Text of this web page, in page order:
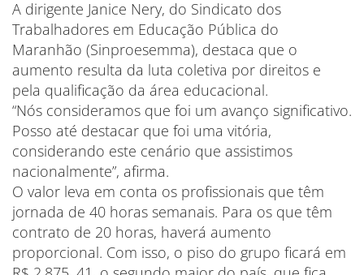
A dirigente Janice Nery, do Sindicato dos
Trabalhadores em Educação Pública do
Maranhão (Sinproesemma), destaca que o
aumento resulta da luta coletiva por direitos e
pela qualificação da área educacional.
“Nós consideramos que foi um avanço significativo.
Posso até destacar que foi uma vitória,
considerando este cenário que assistimos
nacionalmente”, afirma.
O valor leva em conta os profissionais que têm
jornada de 40 horas semanais. Para os que têm
contrato de 20 horas, haverá aumento
proporcional. Com isso, o piso do grupo ficará em